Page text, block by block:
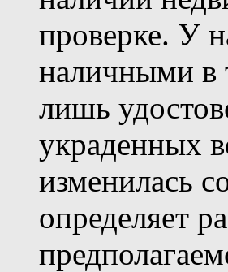
проверке. У
наличными в
лишь
украденных
изменилась
определяет